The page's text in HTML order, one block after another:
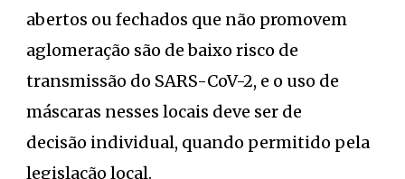
abertos ou fechados que não promovem
aglomeração são de baixo risco de
transmissão do SARS-CoV-2, e o uso de
máscaras nesses locais deve ser de
decisão individual, quando permitido pela
legislação local.